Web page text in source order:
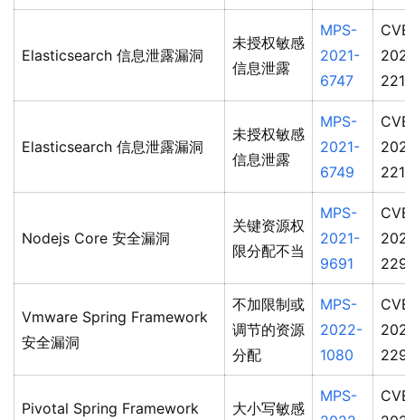
Elasticsearch 信息泄露漏洞
未授权敏感
信息泄露
MPS-
2021-
6747
Elasticsearch 信息泄露漏洞
未授权敏感
信息泄露
MPS-
2021-
6749
Nodejs Core 安全漏洞
关键资源权
限分配不当
MPS-
2021-
9691
Vmware Spring Framework
安全漏洞
不加限制或
调节的资源
分配
MPS-
2022-
1080
Pivotal Spring Framework
大小写敏感
MPS-